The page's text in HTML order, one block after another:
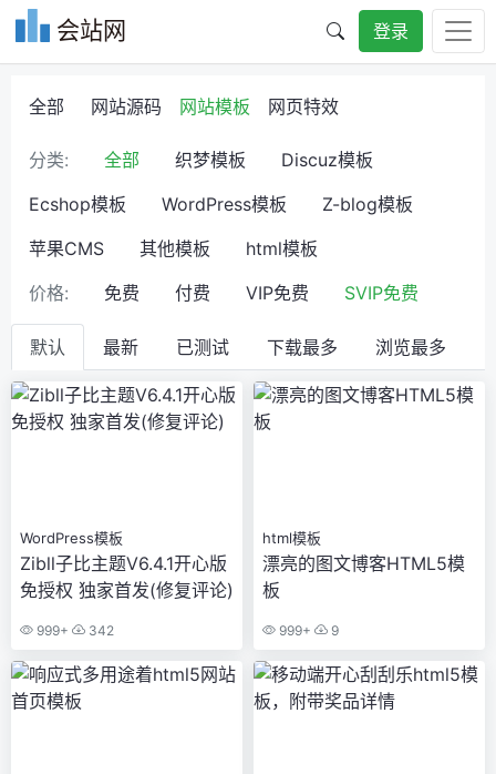
会站网 登录
全部 网站源码 网站模板 网页特效
分类: 全部 织梦模板
Discuz模板
Ecshop模板
WordPress模板
Z-blog模板
苹果CMS
其他模板
html模板
价格:
免费 付费 VIP免费 SVIP免费
默认 最新 已测试 下载最多 浏览最多
WordPress模板
Zibll子比主题V6.4.1开心版
免授权 独家首发(修复评论)
999+ 342
html模板
漂亮的图文博客HTML5模
板
999+ 9